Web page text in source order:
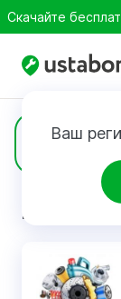
Скачайте
Ваш
Замена
РЕЗУЛЬТАТ